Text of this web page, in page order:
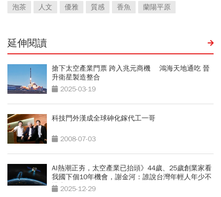
泡茶
人文 優雅 質感 香魚 蘭陽平原
延伸閱讀
搶下太空產業門票 跨入兆元商機 鴻海天地通吃 晉
升衛星製造整合
2025-03-19
科技門外漢成全球砷化鎵代工一哥
2008-07-03
AI熱潮正夯，太空產業已抬頭》44歲、25歲創業家看
我國下個10年機會，謝金河：誰說台灣年輕人年少不
懂事？
2025-12-29